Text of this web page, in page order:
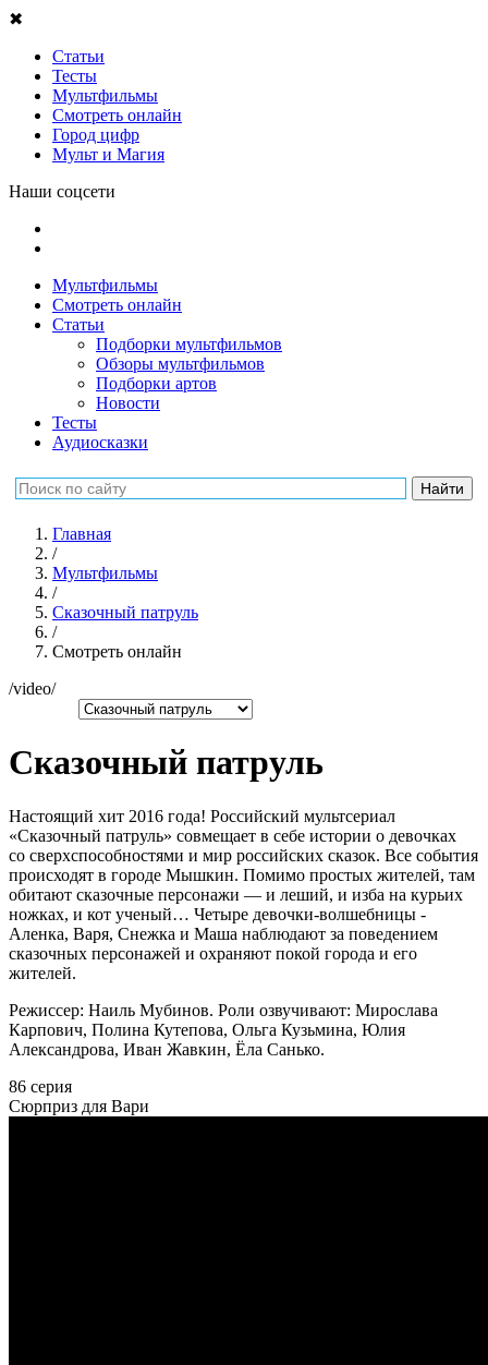
✖
Статьи
Тесты
Мультфильмы
Смотреть онлайн
Город цифр
Мульт и Магия
Наши соцсети
Мультфильмы
Смотреть онлайн
Статьи
Подборки мультфильмов
Обзоры мультфильмов
Подборки артов
Новости
Тесты
Аудиосказки
Главная
/
Мультфильмы
/
Сказочный патруль
/
Смотреть онлайн
/video/
Сказочный патруль
Настоящий хит 2016 года! Российский мультсериал
«Сказочный патруль» совмещает в себе истории о девочках
со сверхспособностями и мир российских сказок. Все события
происходят в городе Мышкин. Помимо простых жителей, там
обитают сказочные персонажи — и леший, и изба на курьих
ножках, и кот ученый… Четыре девочки-волшебницы -
Аленка, Варя, Снежка и Маша наблюдают за поведением
сказочных персонажей и охраняют покой города и его
жителей.
Режиссер: Наиль Мубинов. Роли озвучивают: Мирослава
Карпович, Полина Кутепова, Ольга Кузьмина, Юлия
Александрова, Иван Жавкин, Ёла Санько.
86 серия
Сюрприз для Вари